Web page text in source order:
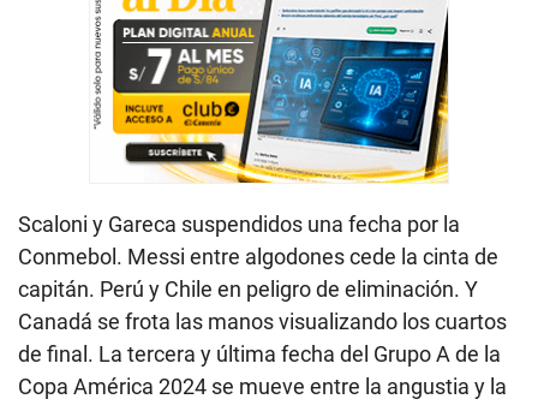
Scaloni y Gareca suspendidos una fecha por la
Conmebol. Messi entre algodones cede la cinta de
capitán. Perú y Chile en peligro de eliminación. Y
Canadá se frota las manos visualizando los cuartos
de final. La tercera y última fecha del Grupo A de la
Copa América 2024 se mueve entre la angustia y la